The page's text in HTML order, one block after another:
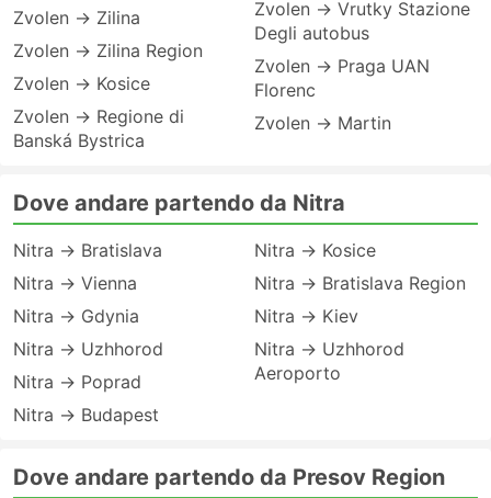
Zvolen → Zilina
Zvolen → Zilina Region
Zvolen → Kosice
Zvolen → Regione di
Banská Bystrica
Zvolen → Vrutky Stazione
Degli autobus
Zvolen → Praga UAN
Florenc
Zvolen → Martin
Dove andare partendo da Nitra
Nitra → Bratislava
Nitra → Vienna
Nitra → Gdynia
Nitra → Uzhhorod
Nitra → Poprad
Nitra → Budapest
Nitra → Kosice
Nitra → Bratislava Region
Nitra → Kiev
Nitra → Uzhhorod
Aeroporto
Dove andare partendo da Presov Region